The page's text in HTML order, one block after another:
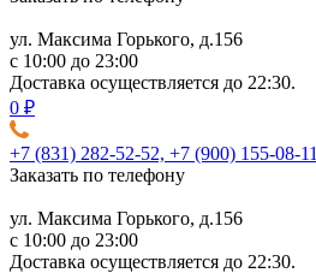
ул. Максима Горького, д.156
c 10:00 до 23:00
Доставка осуществляется до 22:30.
0 ₽
+7 (831) 282-52-52, +7 (900) 155-08-11
Заказать по телефону
ул. Максима Горького, д.156
c 10:00 до 23:00
Доставка осуществляется до 22:30.